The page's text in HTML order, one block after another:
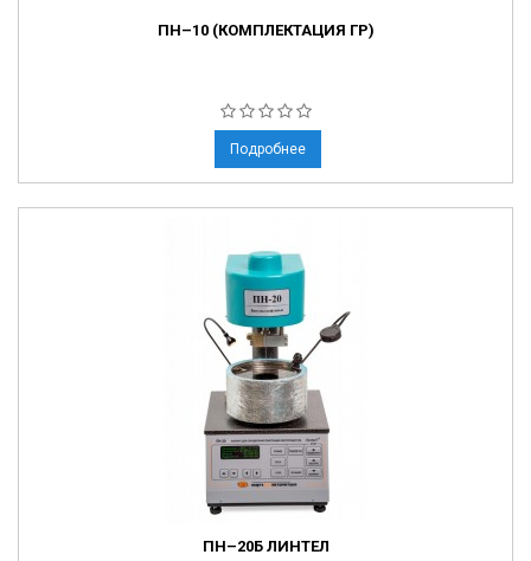
ПН–10 (КОМПЛЕКТАЦИЯ ГР)
Подробнее
ПН–20Б ЛИНТЕЛ